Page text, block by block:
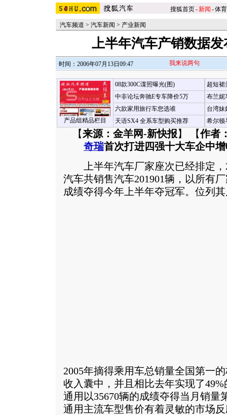
搜狐首页-新闻 -体育
汽车频道 > 汽车新闻 > 产业新闻
上半年汽车产销数据
时间：2006年07月13日09:47 我来说两句
产品组精品栏目
08款300C谍照曝光(图)
中非论坛奔驰E专车降价5万
六款家用旅行车您选谁
天语SX4 全系车型购买推荐
超短裙
布兰妮
台湾妹
希尔顿
【来源：金羊网-新快报 】 【作者
奇瑞首次打进四强十大车企中
上半年汽车厂家座次已经排定，
汽车共销售汽车201901辆，以所有
成绩夺得今年上半年夺冠军。位列
2005年摘得乘用车总销量全国第一
收入囊中，并且相比去年实现了
通用以35670辆的成绩夺得当月销量
通用主流车型售价有着灵敏的市场